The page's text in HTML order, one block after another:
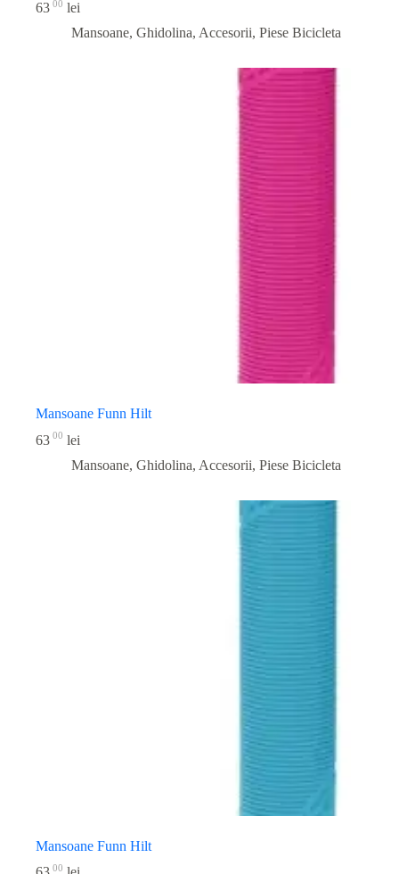
63 00 lei
Mansoane, Ghidolina, Accesorii, Piese Bicicleta
Mansoane Funn Hilt
63 00 lei
Mansoane, Ghidolina, Accesorii, Piese Bicicleta
Mansoane Funn Hilt
00